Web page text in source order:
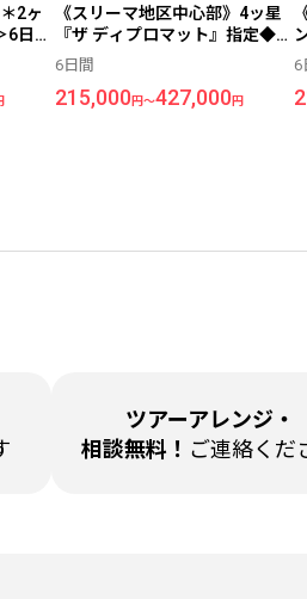
2ヶ
6日間
《スリーマ地区中心部》4ッ星
『ザ ディプロマット』指定◆紺
碧の地中海リゾート＜マルタ島
＞6日間
6日間
215,000円～427,000円
6
ツアーアレンジ・
相談無料！ ご連絡くだ